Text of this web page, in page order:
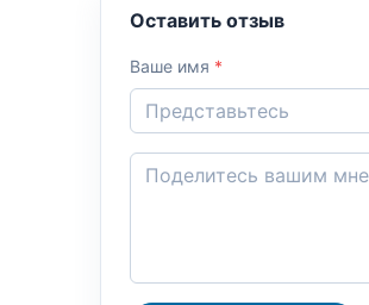
Оставить отзыв
Ваше имя *